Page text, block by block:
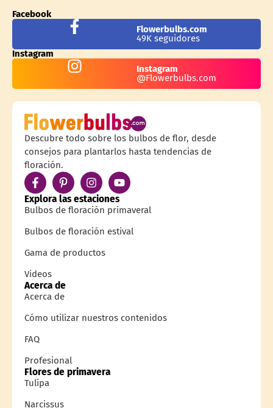
Facebook
Flowerbulbs.com
49K seguidores
Instagram
Instagram
@Flowerbulbs.com
Descubre todo sobre los bulbos de flor, desde
consejos para plantarlos hasta tendencias de
floración.
Explora las estaciones
Bulbos de floración primaveral
Bulbos de floración estival
Gama de productos
Videos
Acerca de
Acerca de
Cómo utilizar nuestros contenidos
FAQ
Profesional
Flores de primavera
Tulipa
Narcissus